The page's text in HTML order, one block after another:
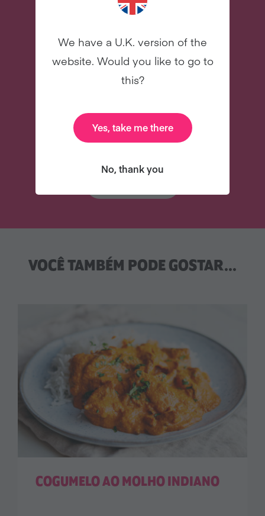
31 e-mails para te
assessorar
E muito mais
VOCÊ TAMBÉM PODE GOSTAR...
COGUMELO AO MOLHO INDIANO
We have a U.K. version of the
website. Would you like to go to
this?
Yes, take me there
No, thank you